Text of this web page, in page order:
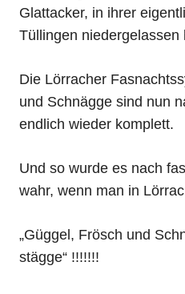
Glattacker, in ihrer
Tüllingen niedergelassen
Die Lörracher
und Schnägge sind nun
endlich wieder komplett.
Und so wurde es nach
wahr, wenn man in
„Güggel, Frösch und
stägge“ !!!!!!!